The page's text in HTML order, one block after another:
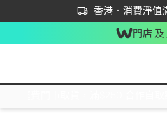
香港．消費淨值
立即成為易賞錢
首次APP下單買滿$450
門店 及